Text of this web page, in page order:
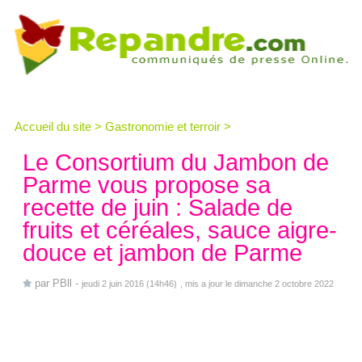
Accueil du site > Gastronomie et terroir >
Le Consortium du Jambon de
Parme vous propose sa
recette de juin : Salade de
fruits et céréales, sauce aigre-
douce et jambon de Parme
par PBll - jeudi 2 juin 2016 (14h46) , mis a jour le dimanche 2 octobre 2022